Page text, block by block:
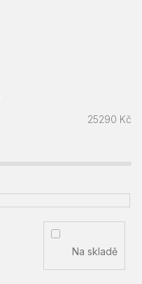
25290 Kč
Na skladě